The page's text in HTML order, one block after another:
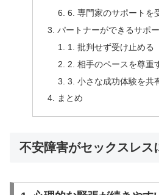
6. 専門家のサポートを
パートナーができるサポ
1. 批判せず受け止める
2. 相手のペースを尊重
3. 小さな成功体験を共
まとめ
不安障害がセックスレス